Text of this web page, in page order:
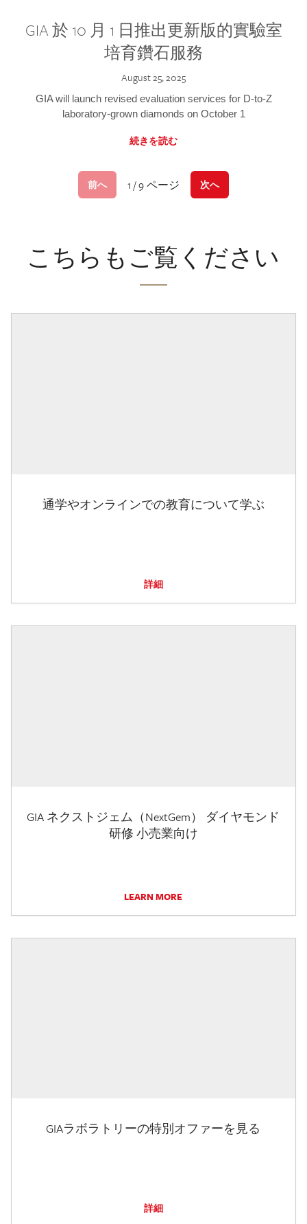
GIA 於 10 月 1 日推出更新版的實驗室
培育鑽石服務
August 25, 2025
GIA will launch revised evaluation services for D-to-Z
laboratory-grown diamonds on October 1
続きを読む
前へ 1 / 9 ページ 次へ
こちらもご覧ください
通学やオンラインでの教育について学ぶ
詳細
GIA ネクストジェム（NextGem） ダイヤモンド
研修 小売業向け
LEARN MORE
GIAラボラトリーの特別オファーを見る
詳細